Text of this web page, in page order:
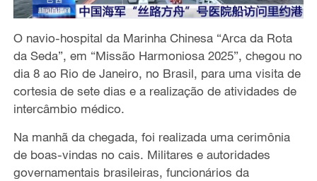
O navio-hospital da Marinha Chinesa “Arca da Rota
da Seda”, em “Missão Harmoniosa 2025”, chegou no
dia 8 ao Rio de Janeiro, no Brasil, para uma visita de
cortesia de sete dias e a realização de atividades de
intercâmbio médico.
Na manhã da chegada, foi realizada uma cerimônia
de boas-vindas no cais. Militares e autoridades
governamentais brasileiras, funcionários da